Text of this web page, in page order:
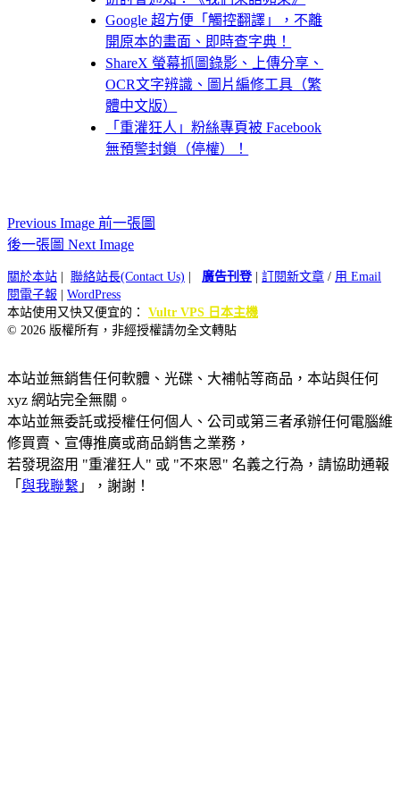
Google 超方便「觸控翻譯」，不離
開原本的畫面、即時查字典！
ShareX 螢幕抓圖錄影、上傳分享、
OCR文字辨識、圖片編修工具（繁
體中文版）
「重灌狂人」粉絲專頁被 Facebook
無預警封鎖（停權）！
Previous Image 前一張圖
後一張圖 Next Image
關於本站 聯絡站長(Contact Us) 廣告刊登| 訂閱新文章 / 用 Email
閱電子報
WordPress
本站使用又快又便宜的： Vultr VPS 日本主機
© 2026 版權所有，非經授權請勿全文轉貼
本站並無銷售任何軟體、光碟、大補帖等商品，本站與任何
xyz 網站完全無關。
本站並無委託或授權任何個人、公司或第三者承辦任何電腦維
修買賣、宣傳推廣或商品銷售之業務，
若發現盜用 "重灌狂人" 或 "不來恩" 名義之行為，請協助通報
「 與我聯繫 」，謝謝！